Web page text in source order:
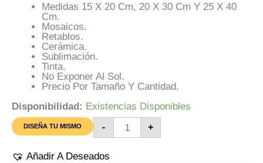
Medidas 15 X 20 Cm, 20 X 30 Cm Y 25 X 40
Cm.
Mosaicos.
Retablos.
Cerámica.
Sublimación.
Tinta.
No Exponer Al Sol.
Precio Por Tamaño Y Cantidad.
Disponibilidad: Existencias Disponibles
-
Azulejo
Para
Diseñar
+
DISEÑA TU MISMO
Añadir A Deseados